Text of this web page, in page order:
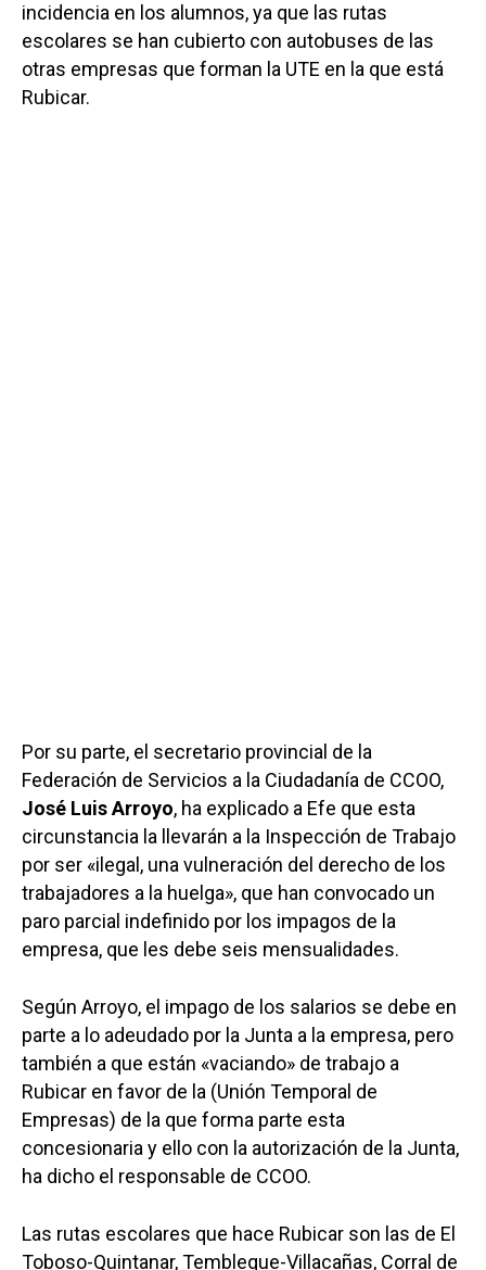
incidencia en los alumnos, ya que las rutas
escolares se han cubierto con autobuses de las
otras empresas que forman la UTE en la que está
Rubicar.
Por su parte, el secretario provincial de la
Federación de Servicios a la Ciudadanía de CCOO,
José Luis Arroyo, ha explicado a Efe que esta
circunstancia la llevarán a la Inspección de Trabajo
por ser «ilegal, una vulneración del derecho de los
trabajadores a la huelga», que han convocado un
paro parcial indefinido por los impagos de la
empresa, que les debe seis mensualidades.
Según Arroyo, el impago de los salarios se debe en
parte a lo adeudado por la Junta a la empresa, pero
también a que están «vaciando» de trabajo a
Rubicar en favor de la (Unión Temporal de
Empresas) de la que forma parte esta
concesionaria y ello con la autorización de la Junta,
ha dicho el responsable de CCOO.
Las rutas escolares que hace Rubicar son las de El
Toboso-Quintanar, Tembleque-Villacañas, Corral de